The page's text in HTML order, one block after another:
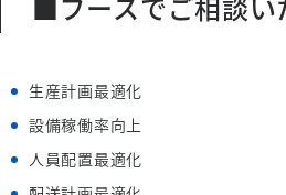
生産計画最適化
設備稼働率向上
人員配置最適化